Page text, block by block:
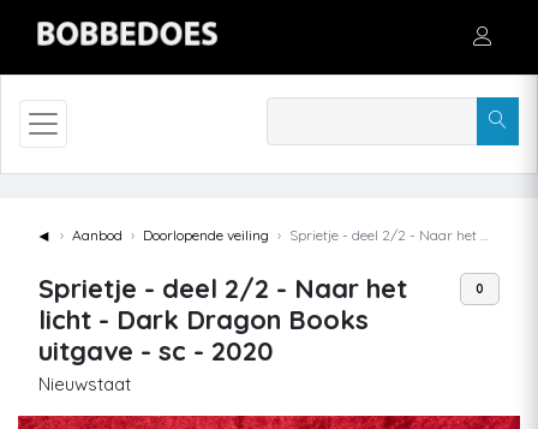
◄ Aanbod Doorlopende veiling Sprietje - deel 2/2 - Naar het licht - Dark Dragon Books uitgave - sc - 2020
Sprietje - deel 2/2 - Naar het
licht - Dark Dragon Books
uitgave - sc - 2020
Nieuwstaat
0